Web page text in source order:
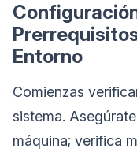
Entorno
Comienzas
sistema.
máquina; verifica